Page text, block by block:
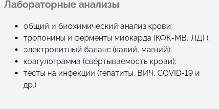
Лабораторные анализы
общий и биохимический анализ крови;
тропонины и ферменты миокарда (КФК-МВ, ЛДГ);
электролитный баланс (калий, магний);
коагулограмма (свёртываемость крови);
тесты на инфекции (гепатиты, ВИЧ, COVID-19 и
др.).